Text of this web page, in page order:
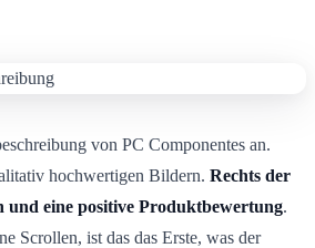
von PC Componentes an.
hochwertigen Bildern. Rechts der
und eine positive Produktbewertung.
Scrollen, ist das das Erste, was der